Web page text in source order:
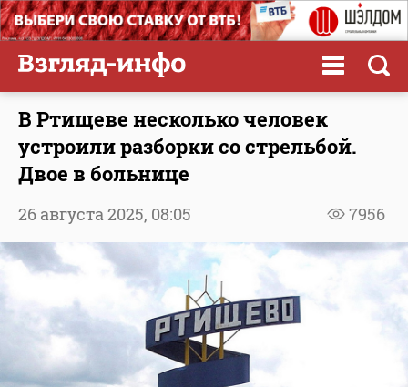
В Ртищеве несколько человек
устроили разборки со стрельбой.
Двое в больнице
7956
26 августа 2025, 08:05